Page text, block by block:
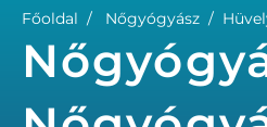
Főoldal Nőgyógyász